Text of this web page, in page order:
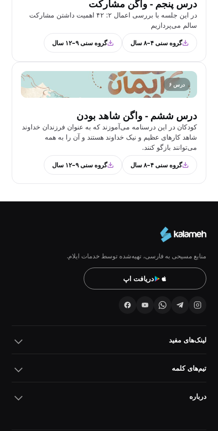
درس پنجم - واگن مشارکت
در این جلسه با بررسی اعمال ۲: ۴۲ اهمیت داشتن مشارکت
سالم می‌پردازیم
گروه سنی ۴–۸ سال گروه سنی ۹–۱۲ سال
درس ۶
درس ششم - واگن شاهد بودن
کودکان در این درسنامه می‌آموزند که به عنوان فرزندان خداوند
شاهد‌ کارهای عظیم و نیک خداوند هستند و آن را به همه
می‌توانند بازگو کنند.
گروه سنی ۴–۸ سال گروه سنی ۹–۱۲ سال
منابع مسیحی به فارسی، تهیه‌شده توسط خدمات ایلام.
دریافت اپ
لینک‌های مفید
تیم‌های کلمه
درباره